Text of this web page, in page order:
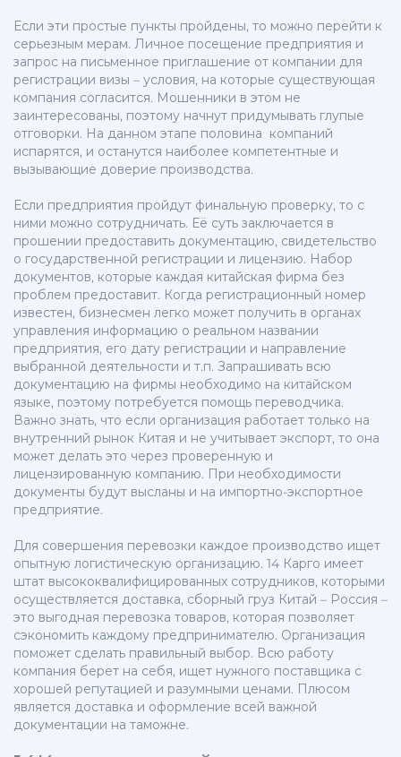
Если эти простые пункты пройдены, то можно перейти к
серьезным мерам. Личное посещение предприятия и
запрос на письменное приглашение от компании для
регистрации визы – условия, на которые существующая
компания согласится. Мошенники в этом не
заинтересованы, поэтому начнут придумывать глупые
отговорки. На данном этапе половина компаний
испарятся, и останутся наиболее компетентные и
вызывающие доверие производства.
Если предприятия пройдут финальную проверку, то с
ними можно сотрудничать. Её суть заключается в
прошении предоставить документацию, свидетельство
о государственной регистрации и лицензию. Набор
документов, которые каждая китайская фирма без
проблем предоставит. Когда регистрационный номер
известен, бизнесмен легко может получить в органах
управления информацию о реальном названии
предприятия, его дату регистрации и направление
выбранной деятельности и т.п. Запрашивать всю
документацию на фирмы необходимо на китайском
языке, поэтому потребуется помощь переводчика.
Важно знать, что если организация работает только на
внутренний рынок Китая и не учитывает экспорт, то она
может делать это через проверенную и
лицензированную компанию. При необходимости
документы будут высланы и на импортно-экспортное
предприятие.
Для совершения перевозки каждое производство ищет
опытную логистическую организацию. 14 Карго имеет
штат высококвалифицированных сотрудников, которыми
осуществляется доставка, сборный груз Китай – Россия –
это выгодная перевозка товаров, которая позволяет
сэкономить каждому предпринимателю. Организация
поможет сделать правильный выбор. Всю работу
компания берет на себя, ищет нужного поставщика с
хорошей репутацией и разумными ценами. Плюсом
является доставка и оформление всей важной
документации на таможне.